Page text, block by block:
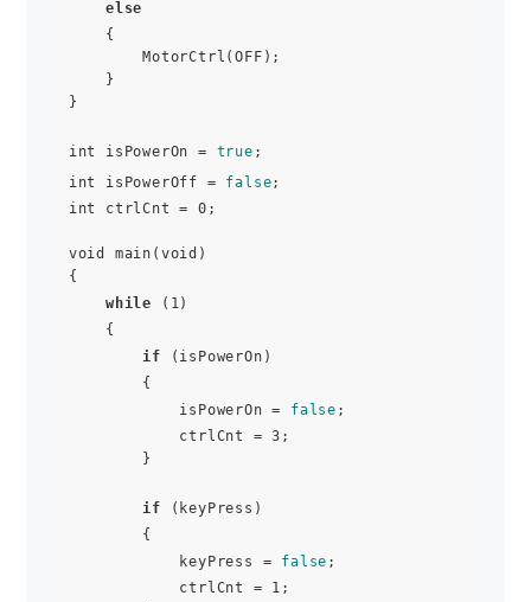
else
{
MotorCtrl(OFF);
}
}
int isPowerOn = true ;
int isPowerOff = false;
int ctrlCnt = 0;
void main(void)
{
while (1)
{
if (isPowerOn)
{
isPowerOn = false ;
ctrlCnt = 3;
}
if (keyPress)
{
keyPress = false ;
ctrlCnt = 1;